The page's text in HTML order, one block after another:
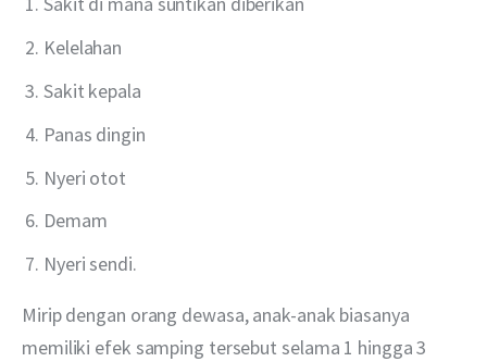
Kelelahan
Sakit kepala
Panas dingin
Nyeri otot
Demam
Nyeri sendi.
Mirip dengan orang dewasa, anak-anak biasanya
memiliki efek samping tersebut selama 1 hingga 3